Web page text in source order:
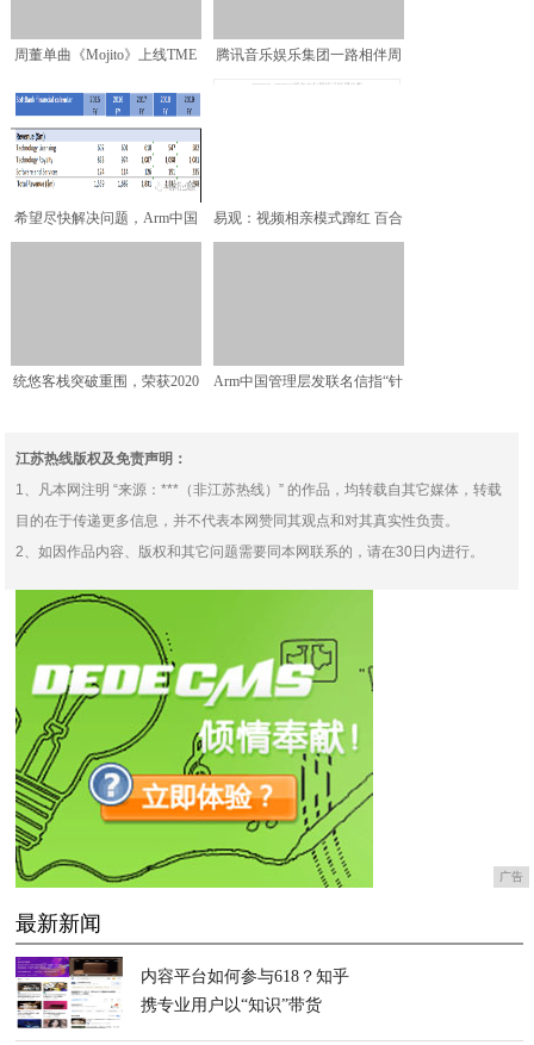
周董单曲《Mojito》上线TME
腾讯音乐娱乐集团一路相伴周
杰伦 全新单曲《Moj
希望尽快解决问题，Arm中国
易观：视频相亲模式蹿红 百合
统悠客栈突破重围，荣获2020
Arm中国管理层发联名信指“针
江苏热线版权及免责声明：
1、凡本网注明 “来源：***（非江苏热线）” 的作品，均转载自其它媒体，转载
目的在于传递更多信息，并不代表本网赞同其观点和对其真实性负责。
2、如因作品内容、版权和其它问题需要同本网联系的，请在30日内进行。
广告
最新新闻
内容平台如何参与618？知乎
携专业用户以“知识”带货